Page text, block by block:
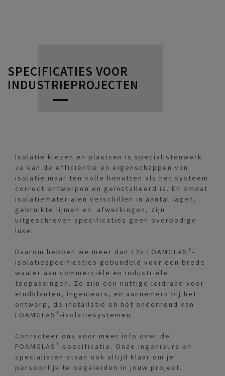
SPECIFICATIES VOOR
INDUSTRIEPROJECTEN
Isolatie kiezen en plaatsen is specialistenwerk.
Je kan de efficiëntie en eigenschappen van
isolatie maar ten volle benutten als het systeem
correct ontworpen en geïnstalleerd is. En omdat
isolatiematerialen verschillen in aantal lagen,
gebruikte lijmen en afwerkingen, zijn
uitgeschreven specificaties geen overbodige
luxe.
Daarom hebben we meer dan 125 FOAMGLAS®-
isolatiespecificaties gebundeld voor een brede
waaier aan commerciële en industriële
toepassingen. Ze zijn een nuttige leidraad voor
eindklanten, ingenieurs, en aannemers bij het
ontwerp, de installatie en het onderhoud van
FOAMGLAS®-isolatiesystemen.
Contacteer ons voor meer info over de
FOAMGLAS®-specificatie. Onze ingenieurs en
specialisten staan ook altijd klaar om je
persoonlijk te begeleiden in jouw project.